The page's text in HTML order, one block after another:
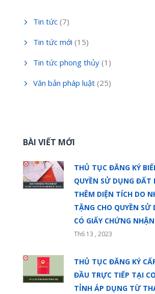
Tin tức (7)
Tin tức mới (15)
Tin tức phong thủy (1)
Văn bản pháp luật (25)
BÀI VIẾT MỚI
THỦ TỤC ĐĂNG KÝ
QUYỀN SỬ DỤNG ĐẤT
THÊM DIỆN TÍCH DO
TẶNG CHO QUYỀN
CÓ GIẤY CHỨNG
Th6 13 , 2023
THỦ TỤC ĐĂNG KÝ
ĐẦU TRỰC TIẾP TẠI
TỈNH ÁP DỤNG TỪ